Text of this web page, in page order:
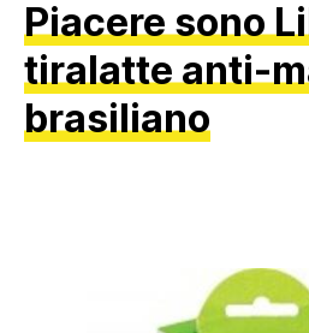
Piacere sono
tiralatte anti-
brasiliano